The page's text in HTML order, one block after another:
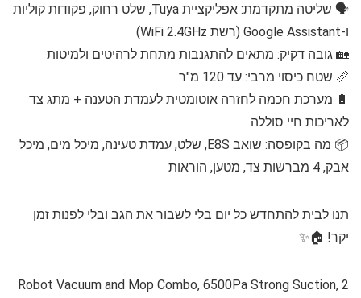
🗣️ שליטה מתקדמת: אפליקציית Tuya, שלט רחוק, פקודות קוליות
ו-Google Assistant (רשת WiFi 2.4GHz)
🏡 גובה דקיק: מתאים להתגנבות מתחת לרהיטים ולמיטות
📏 שטח כיסוי מרבי: עד 120 מ"ר
🔋 מערכת חכמה לחזרה אוטומטית לעמדת הטענה + מתג צד
לאריכות חיי סוללה
📦 מה בקופסה: שואב E8S, שלט, עמדת טעינה, מיכל מים, מיכל
אבק, 4 מברשות צד, מטען, הוראות
תנו לבית להתחדש כל יום בלי לשבור את הגב ובלי לפנות זמן
יקר! 🏠✨
Robot Vacuum and Mop Combo, 6500Pa Strong Suction, 2